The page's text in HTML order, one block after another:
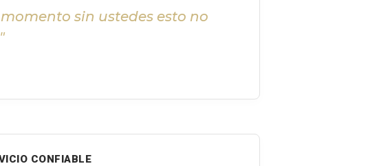
sin ustedes esto no
CONFIABLE